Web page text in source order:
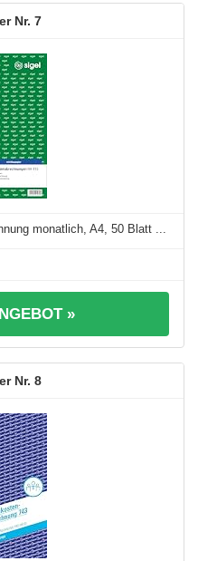
7
monatlich, A4, 50 Blatt ...
»
8